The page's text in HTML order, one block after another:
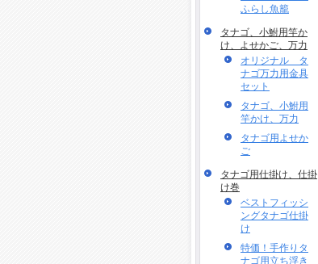
ふらし魚籠
タナゴ、小鮒用竿か
け、よせかご、万力
オリジナル タ
ナゴ万力用金具
セット
タナゴ、小鮒用
竿かけ、万力
タナゴ用よせか
ご
タナゴ用仕掛け、仕掛
け巻
ベストフィッシ
ングタナゴ仕掛
け
特価！手作りタ
ナゴ用立ち浮き